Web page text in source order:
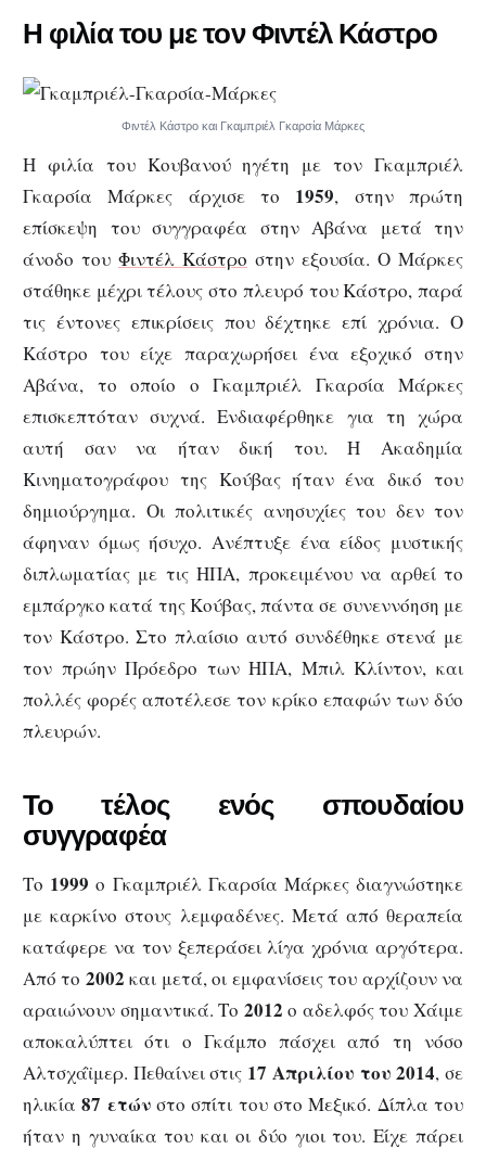
Η φιλία του με τον Φιντέλ Κάστρο
Φιντέλ Κάστρο και Γκαμπριέλ Γκαρσία Μάρκες
Η φιλία του Κουβανού ηγέτη με τον Γκαμπριέλ
Γκαρσία Μάρκες άρχισε το 1959, στην πρώτη
επίσκεψη του συγγραφέα στην Αβάνα μετά την
άνοδο του Φιντέλ Κάστρο στην εξουσία. Ο Μάρκες
στάθηκε μέχρι τέλους στο πλευρό του Κάστρο, παρά
τις έντονες επικρίσεις που δέχτηκε επί χρόνια. Ο
Κάστρο του είχε παραχωρήσει ένα εξοχικό στην
Αβάνα, το οποίο ο Γκαμπριέλ Γκαρσία Μάρκες
επισκεπτόταν συχνά. Ενδιαφέρθηκε για τη χώρα
αυτή σαν να ήταν δική του. Η Ακαδημία
Κινηματογράφου της Κούβας ήταν ένα δικό του
δημιούργημα. Οι πολιτικές ανησυχίες του δεν τον
άφηναν όμως ήσυχο. Ανέπτυξε ένα είδος μυστικής
διπλωματίας με τις ΗΠΑ, προκειμένου να αρθεί το
εμπάργκο κατά της Κούβας, πάντα σε συνεννόηση με
τον Κάστρο. Στο πλαίσιο αυτό συνδέθηκε στενά με
τον πρώην Πρόεδρο των ΗΠΑ, Μπιλ Κλίντον, και
πολλές φορές αποτέλεσε τον κρίκο επαφών των δύο
πλευρών.
Το τέλος ενός σπουδαίου
συγγραφέα
Το 1999 ο Γκαμπριέλ Γκαρσία Μάρκες διαγνώστηκε
με καρκίνο στους λεμφαδένες. Μετά από θεραπεία
κατάφερε να τον ξεπεράσει λίγα χρόνια αργότερα.
Από το 2002 και μετά, οι εμφανίσεις του αρχίζουν να
αραιώνουν σημαντικά. Το 2012 ο αδελφός του Χάιμε
αποκαλύπτει ότι ο Γκάμπο πάσχει από τη νόσο
Αλτσχάϊμερ. Πεθαίνει στις 17 Απριλίου του 2014, σε
ηλικία87 ετώνστο σπίτι του στο Μεξικό. Δίπλα του
ήταν η γυναίκα του και οι δύο γιοι του. Είχε πάρει